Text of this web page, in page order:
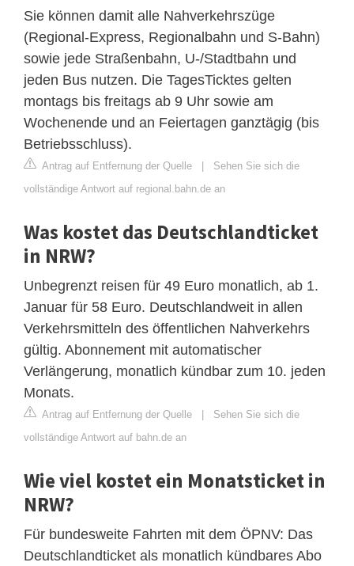
Sie können damit alle Nahverkehrszüge
(Regional-Express, Regionalbahn und S-Bahn)
sowie jede Straßenbahn, U-/Stadtbahn und
jeden Bus nutzen. Die TagesTicktes gelten
montags bis freitags ab 9 Uhr sowie am
Wochenende und an Feiertagen ganztägig (bis
Betriebsschluss).
Antrag auf Entfernung der Quelle | Sehen Sie sich die
vollständige Antwort auf regional.bahn.de an
Was kostet das Deutschlandticket
in NRW?
Unbegrenzt reisen für 49 Euro monatlich, ab 1.
Januar für 58 Euro. Deutschlandweit in allen
Verkehrsmitteln des öffentlichen Nahverkehrs
gültig. Abonnement mit automatischer
Verlängerung, monatlich kündbar zum 10. jeden
Monats.
Antrag auf Entfernung der Quelle | Sehen Sie sich die
vollständige Antwort auf bahn.de an
Wie viel kostet ein Monatsticket in
NRW?
Für bundesweite Fahrten mit dem ÖPNV: Das
Deutschlandticket als monatlich kündbares Abo